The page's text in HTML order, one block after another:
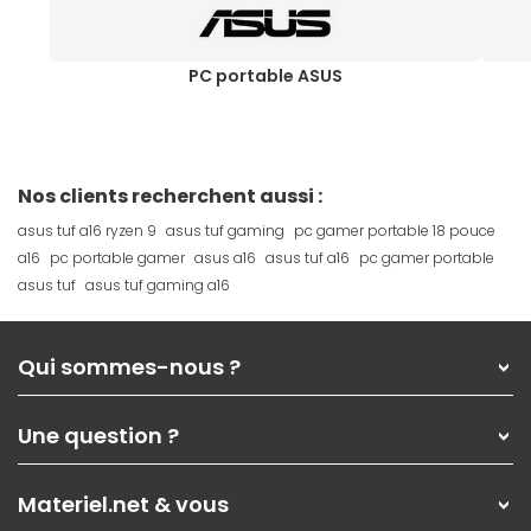
PC portable ASUS
Nos clients recherchent aussi :
asus tuf a16 ryzen 9 asus tuf gaming pc gamer portable 18 pouce
a16 pc portable gamer asus a16 asus tuf a16 pc gamer portable
asus tuf asus tuf gaming a16
Qui sommes-nous ?
Nos services
Les magasins Materiel.net
Nos solutions pour les pros
Contactez-nous
Une question ?
Paiement, livraison
Materiel.net & vous